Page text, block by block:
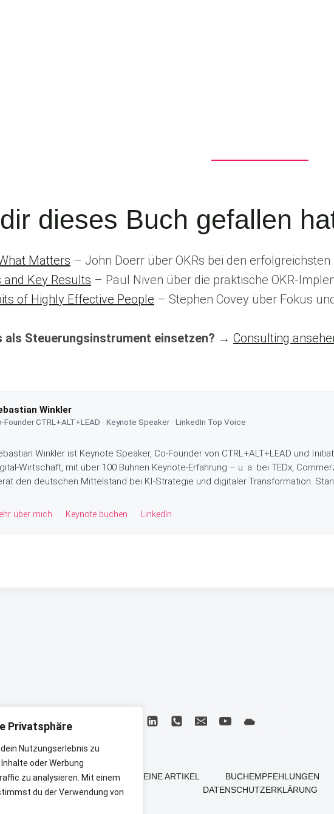
Privatsphäre
Nutzungserlebnis zu
oder Werbung
zu analysieren. Mit einem
du der Verwendung von
dieses Buch gefallen
Matters – John Doerr über OKRs bei den
and Key Results – Paul Niven über die praktische OKR-
of Highly Effective People – Stephen Covey über Fokus
als Steuerungsinstrument einsetzen? → Consulting
Winkler
Founder CTRL+ALT+LEAD · Keynote Speaker · LinkedIn Top Voice
Winkler ist Keynote Speaker, Co-Founder von CTRL+ALT+LEAD und
Wirtschaft, mit über 100 Bühnen Keynote-Erfahrung – u. a. bei TEDx,
den deutschen Mittelstand bei KI-Strategie und digitaler Transformation.
über mich · Keynote buchen · LinkedIn
CTRL+ALT+LEAD MEINE ARTIKEL BUCHEMPFEHLUNGEN
DATENSCHUTZERKLÄRUNG